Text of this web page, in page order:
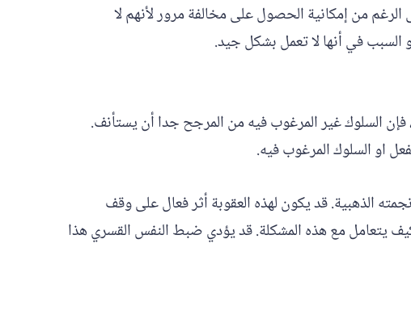
من إمكانية الحصول على مخالفة مرور لأنهم لا
في أنها لا تعمل بشكل جيد.
فإن السلوك غير المرغوب فيه من المرجح جدا أن يستأنف.
او السلوك المرغوب فيه.
الذهبية. قد يكون لهذه العقوبة أثر فعال على وقف
يتعامل مع هذه المشكلة. قد يؤدي ضبط النفس القسري هذا